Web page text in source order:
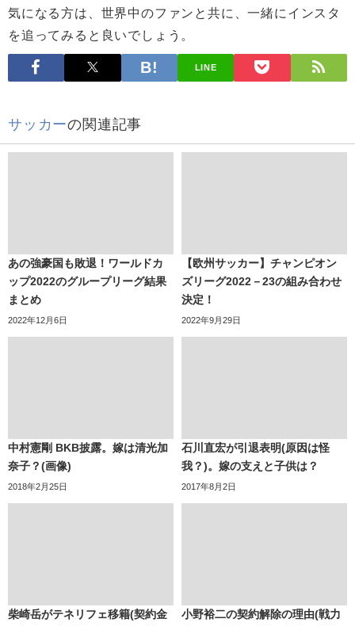
気になる方は、世界中のファンと共に、一緒にインスタ
を追ってみると良いでしょう。
LINE
サッカーの関連記事
あの強豪国も敗退！ワールドカ
ップ2022のグループリーグ結果
まとめ
2022年12月6日
【欧州サッカー】チャンピオン
ズリーグ2022－23の組み合わせ
決定！
2022年9月29日
中村憲剛 BKB披露。嫁は清光加
奈子？(画像)
2018年2月25日
石川直宏が引退表明(原因は怪
我？)。嫁の支えと子供は？
2017年8月2日
柴崎岳がテネリフェ移籍(契約金
小野裕二の契約解除の理由(戦力